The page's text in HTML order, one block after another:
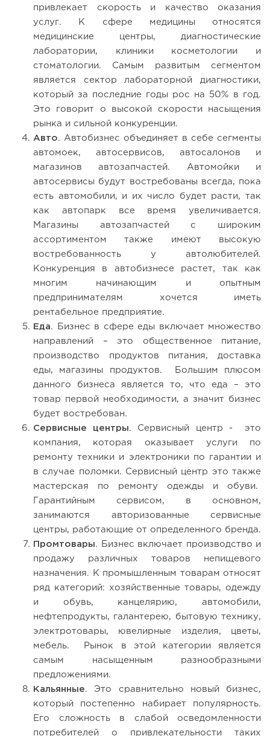
привлекает скорость и качество оказания
услуг. К сфере медицины относятся
медицинские центры, диагностические
лаборатории, клиники косметологии и
стоматологии. Самым развитым сегментом
является сектор лабораторной диагностики,
который за последние годы рос на 50% в год.
Это говорит о высокой скорости насыщения
рынка и сильной конкуренции.
Авто . Автобизнес объединяет в себе сегменты
автомоек, автосервисов, автосалонов и
магазинов автозапчастей. Автомойки и
автосервисы будут востребованы всегда, пока
есть автомобили, и их число будет расти, так
как автопарк все время увеличивается.
Магазины автозапчастей с широким
ассортиментом также имеют высокую
востребованность у автолюбителей.
Конкуренция в автобизнесе растет, так как
многим начинающим и опытным
предпринимателям хочется иметь
рентабельное предприятие.
Еда . Бизнес в сфере еды включает множество
направлений – это общественное питание,
производство продуктов питания, доставка
еды, магазины продуктов. Большим плюсом
данного бизнеса является то, что еда – это
товар первой необходимости, а значит бизнес
будет востребован.
Сервисные центры . Сервисный центр - это
компания, которая оказывает услуги по
ремонту техники и электроники по гарантии и
в случае поломки. Сервисный центр это также
мастерская по ремонту одежды и обуви.
Гарантийным сервисом, в основном,
занимаются авторизованные сервисные
центры, работающие от определенного бренда.
Промтовары . Бизнес включает производство и
продажу различных товаров непищевого
назначения. К промышленным товарам относят
ряд категорий: хозяйственные товары, одежду
и обувь, канцелярию, автомобили,
нефтепродукты, галантерею, бытовую технику,
электротовары, ювелирные изделия, цветы,
мебель. Рынок в этой категории является
самым насыщенным разнообразными
предложениями.
Кальянные . Это сравнительно новый бизнес,
который постепенно набирает популярность.
Его сложность в слабой осведомленности
потребителей о привлекательности таких